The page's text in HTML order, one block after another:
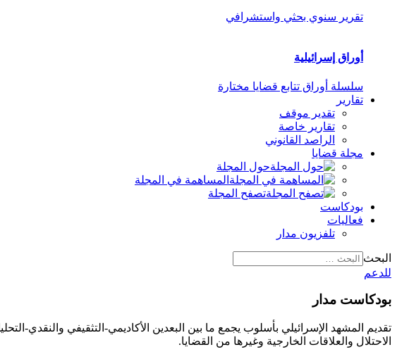
تقرير سنوي بحثي واستشرافي
أوراق إسرائيلية
سلسلة أوراق تتابع قضايا مختارة
تقارير
تقدير موقف
تقارير خاصة
الراصد القانوني
مجلة قضايا
حول المجلة
المساهمة في المجلة
تصفح المجلة
بودكاست
فعاليات
تلفزيون مدار
البحث
للدعم
بودكاست مدار
تقديم المشهد الإسرائيلي بأسلوب يجمع ما بين البعدين الأكاديمي-التثقيفي والنقدي-
الاحتلال والعلاقات الخارجية وغيرها من القضايا.